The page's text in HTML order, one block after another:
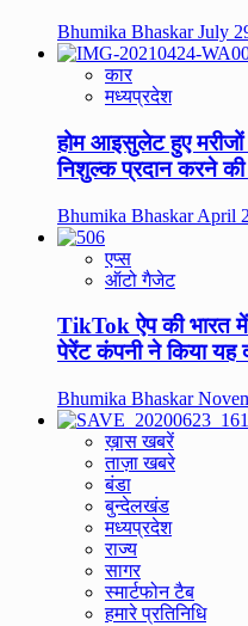
Bhumika BhaskarJuly
कार
मध्यप्रदेश
होम आइसुलेट हुए मरीजों
निशुल्क प्रदान करने की
Bhumika BhaskarApril
एप्स
ऑटो गैजेट
TikTok ऐप की भारत
पेरेंट कंपनी ने किया यह
Bhumika Bhaskar
ख़ास खबरें
ताज़ा खबरे
बंडा
बुन्देलखंड
मध्यप्रदेश
राज्य
सागर
स्मार्टफोन टैब
हमारे प्रतिनिधि